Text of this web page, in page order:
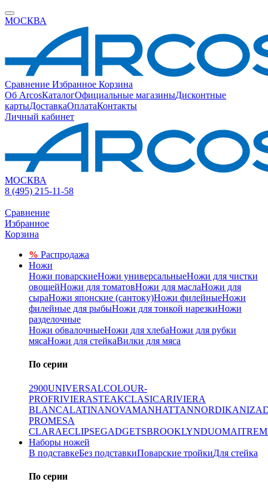
МОСКВА
Сравнение Избранное Корзина
Об ArcosКаталогОфициальные магазиныДисконтные
картыДоставкаОплатаКонтакты
Личный кабинет
МОСКВА
8 (495) 215-11-58
Сравнение
Избранное
Корзина
% Распродажа
Ножи
Ножи поварскиеНожи универсальныеНожи для чистки
овощейНожи для томатовНожи для маслаНожи для
сыраНожи японские (сантоку)Ножи филейныеНожи
филейные для рыбыНожи для тонкой нарезкиНожи
разделочные
Ножи обвалочныеНожи для хлебаНожи для рубки
мясаНожи для стейкаВилки для мяса
По серии
2900UNIVERSALCOLOUR-
PROFRIVIERASTEAKCLASICARIVIERA
BLANCALATINANOVAMANHATTANNORDIKANIZA
PROMESA
CLARAECLIPSEGADGETSBROOKLYNDUOMAITRE
Наборы ножей
В подставкеБез подставкиПоварские тройкиДля стейка
По серии